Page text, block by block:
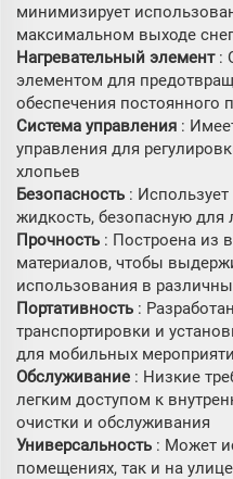
минимизирует
максимальном выходе
Нагревательный элемент :
элементом для
обеспечения постоянного
Система управления :
управления для
хлопьев
Безопасность :
жидкость, безопасную
Прочность : Построена из
материалов, чтобы
использования в
Портативность :
транспортировки и
для мобильных
Обслуживание : Низкие
легким доступом к
очистки и обслуживания
Универсальность : Может
помещениях, так и на